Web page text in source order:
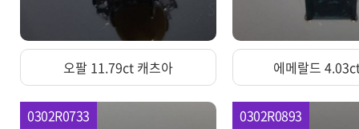
오팔 11.79ct 캐츠아 에메랄드
0302R0733 0302R0893